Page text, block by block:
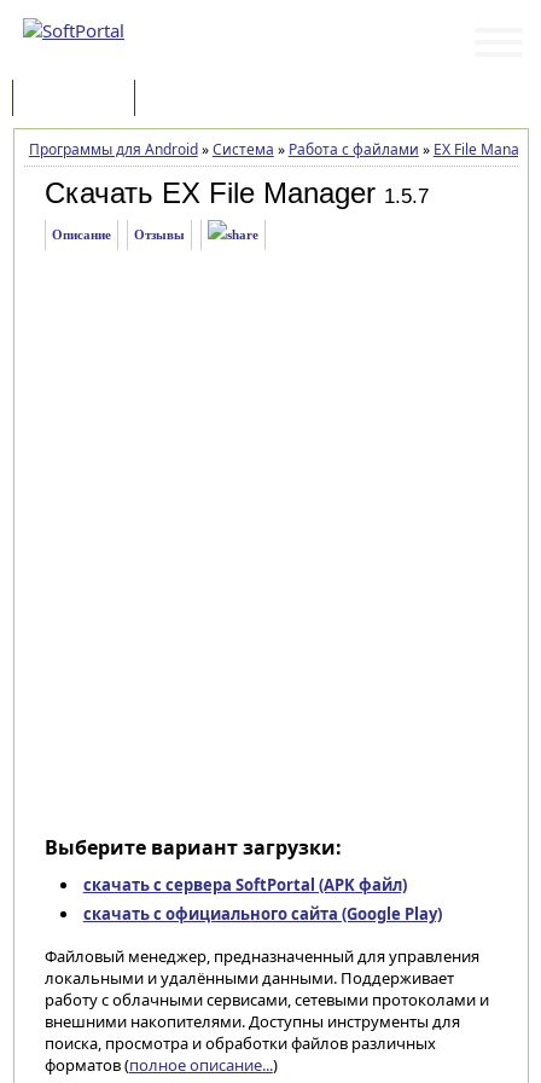
Программы для Android»Система » Работа с файлами » EX File Manager
Скачать EX File Manager 1.5.7
Описание Отзывы
Выберите вариант загрузки:
скачать с сервера SoftPortal (APK файл)
скачать с официального сайта (Google Play)
Файловый менеджер, предназначенный для управления
локальными и удалёнными данными. Поддерживает
работу с облачными сервисами, сетевыми протоколами и
внешними накопителями. Доступны инструменты для
поиска, просмотра и обработки файлов различных
форматов (полное описание...)